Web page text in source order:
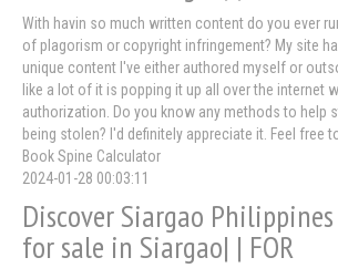
With havin so much written content do you ever
of plagorism or copyright infringement? My site
unique content I've either authored myself or
like a lot of it is popping it up all over the internet
authorization. Do you know any methods to help
being stolen? I'd definitely appreciate it. Feel free
Book Spine Calculator
2024-01-28 00:03:11
Discover Siargao
for sale in Siargao| | FOR